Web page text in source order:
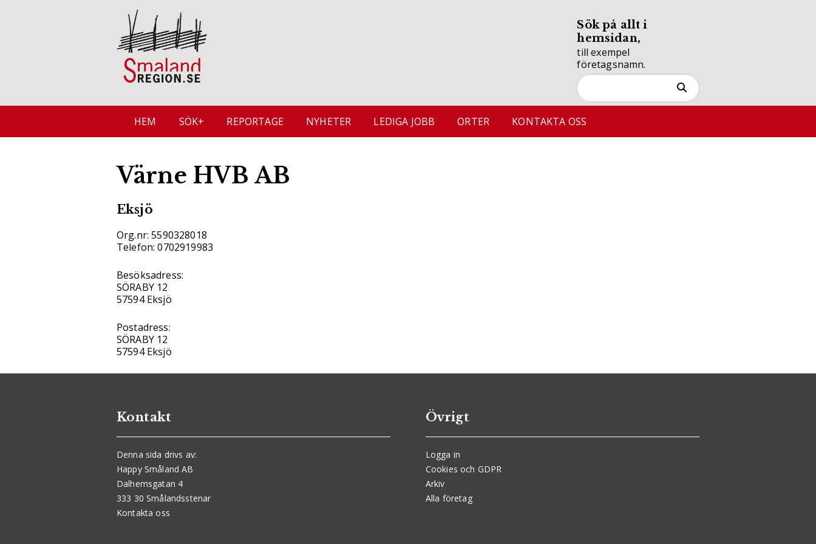
Sök på allt i
hemsidan,
till exempel
företagsnamn.
HEM SÖK+ REPORTAGE NYHETER LEDIGA JOBB ORTER KONTAKTA OSS
Värne HVB AB
Eksjö
Org.nr: 5590328018
Telefon: 0702919983
Besöksadress:
SÖRABY 12
57594 Eksjö
Postadress:
SÖRABY 12
57594 Eksjö
Kontakt
Denna sida drivs av:
Happy Småland AB
Dalhemsgatan 4
333 30 Smålandsstenar
Kontakta oss
Övrigt
Logga in
Cookies och GDPR
Arkiv
Alla företag